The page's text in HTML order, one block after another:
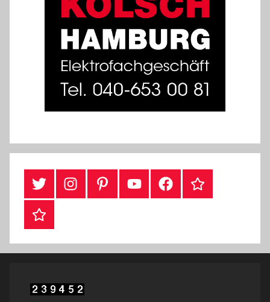
#TwitterInstagramPinterestYouTubeFacebookTikTok
Webshop